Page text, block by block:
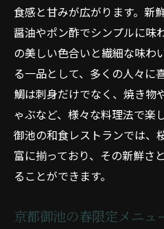
ふぐと鍋物で迎え
冬の京都御池で味
ふぐ鍋で冬の寒さ
京都御池の冬限定
四季を味わう京都御池
食材で贅沢な時間
四季折々の新鮮な
京都御池で味わう季
京都御池の和食レス
食感と甘みが広がります。新
醤油やポン酢でシンプルに味
の美しい色合いと繊細な味わ
る一品として、多くの人々に
鯛は刺身だけでなく、焼き物
ゃぶなど、様々な料理法で楽
御池の和食レストランでは、
富に揃っており、その新鮮さ
ることができます。
京都御池の春限定メニュ